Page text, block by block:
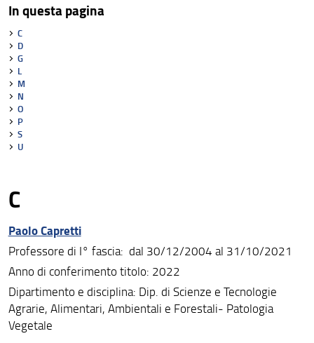
In questa pagina
C
D
G
L
M
N
O
P
S
U
C
Paolo Capretti
Professore di I° fascia: dal 30/12/2004 al 31/10/2021
Anno di conferimento titolo: 2022
Dipartimento e disciplina: Dip. di Scienze e Tecnologie
Agrarie, Alimentari, Ambientali e Forestali- Patologia
Vegetale
Persone
Struttura e sedi
Bandi di gara e avvisi
AlumniUnifi Agraria
Sostenibilità